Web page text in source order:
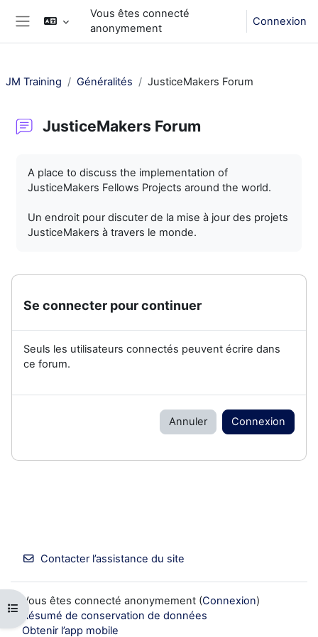
Passer au contenu principal
Panneau latéral
Vous êtes connecté
anonymement
Connexion
Ouvrir l’index du cours
JM Training Généralités JusticeMakers Forum
JusticeMakers Forum
A place to discuss the implementation of
JusticeMakers Fellows Projects around the world.
Un endroit pour discuter de la mise à jour des projets
JusticeMakers à travers le monde.
Se connecter pour continuer
Seuls les utilisateurs connectés peuvent écrire dans
ce forum.
Annuler Connexion
Contacter l’assistance du site
Vous êtes connecté anonymement (Connexion)
Résumé de conservation de données
Obtenir l’app mobile